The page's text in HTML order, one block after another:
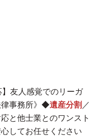
友人感覚でのリーガ
律事務所》◆遺産分割 ／
と他士業とのワンスト
してお任せください